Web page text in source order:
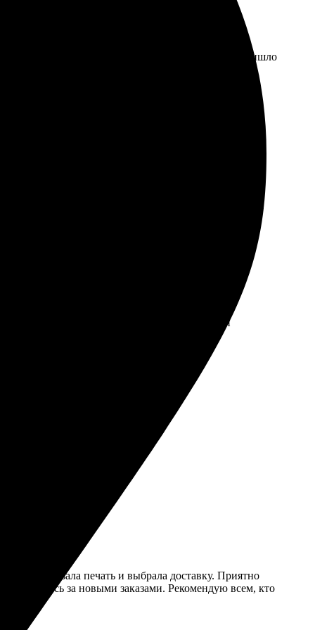
шаблон. Доставка на высшем уровне, всё пришло
качеством печати и яркостью. Доставка
супер, доставка на высоте, все целое и
фон. Заказала печать и выбрала доставку. Приятно
вернусь за новыми заказами. Рекомендую всем, кто